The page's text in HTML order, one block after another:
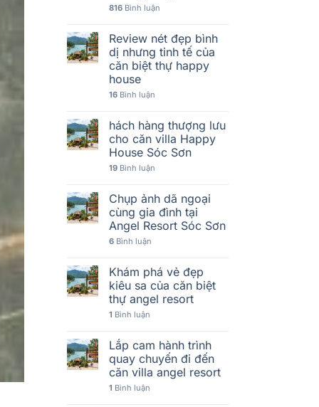
816Bình luận
Review nét đẹp bình
dị nhưng tinh tế của
căn biệt thự happy
house
16Bình luận
hách hàng thượng lưu
cho căn villa Happy
House Sóc Sơn
19Bình luận
Chụp ảnh dã ngoại
cùng gia đình tại
Angel Resort Sóc Sơn
6Bình luận
Khám phá vẻ đẹp
kiêu sa của căn biệt
thự angel resort
1 Bình luận
Lắp cam hành trình
quay chuyến đi đến
căn villa angel resort
1 Bình luận